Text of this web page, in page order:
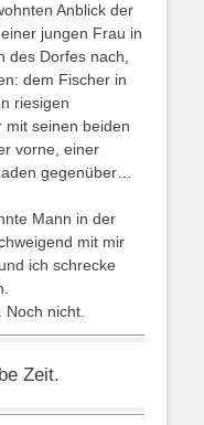
Anblick der
jungen Frau in
des Dorfes nach,
dem Fischer in
riesigen
mit seinen beiden
vorne, einer
gegenüber…
Mann in der
mit mir
ich schrecke
nicht.
Zeit.